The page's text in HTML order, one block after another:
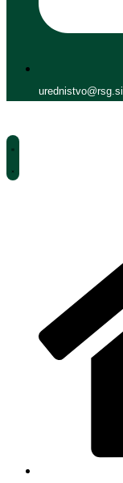
urednistvo@rsg.si